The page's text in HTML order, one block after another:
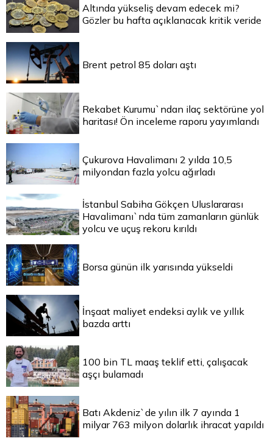
Altında yükseliş devam edecek mi?
Gözler bu hafta açıklanacak kritik veride
Brent petrol 85 doları aştı
Rekabet Kurumu`ndan ilaç sektörüne yol
haritası! Ön inceleme raporu yayımlandı
Çukurova Havalimanı 2 yılda 10,5
milyondan fazla yolcu ağırladı
İstanbul Sabiha Gökçen Uluslararası
Havalimanı`nda tüm zamanların günlük
yolcu ve uçuş rekoru kırıldı
Borsa günün ilk yarısında yükseldi
İnşaat maliyet endeksi aylık ve yıllık
bazda arttı
100 bin TL maaş teklif etti, çalışacak
aşçı bulamadı
Batı Akdeniz`de yılın ilk 7 ayında 1
milyar 763 milyon dolarlık ihracat yapıldı